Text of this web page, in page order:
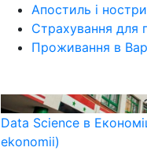
Апостиль і
Страхування для
Проживання в
Data Science в
ekonomii)